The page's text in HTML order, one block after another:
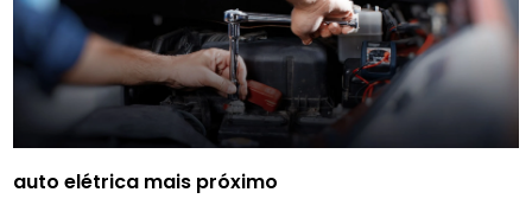
auto elétrica mais próximo